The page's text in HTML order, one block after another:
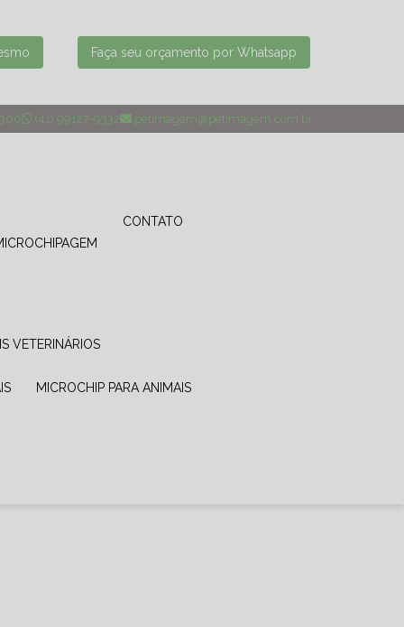
Faça seu orçamento por Whatsapp
(41) 99127-9332 petimagem@petimagem.com.br
MICROCHIPAGEM
CONTATO
VETERINÁRIOS
MICROCHIP PARA ANIMAIS